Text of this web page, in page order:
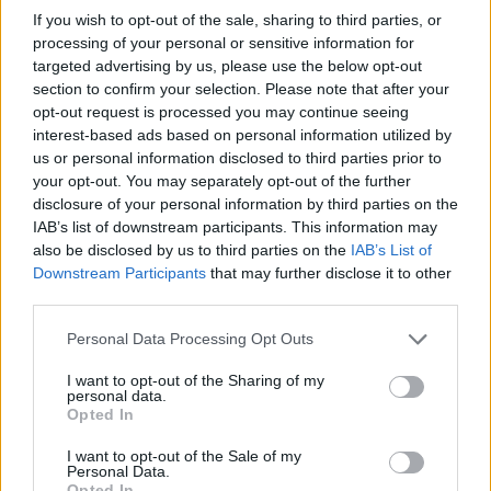
If you wish to opt-out of the sale, sharing to third parties, or
processing of your personal or sensitive information for
targeted advertising by us, please use the below opt-out
section to confirm your selection. Please note that after your
opt-out request is processed you may continue seeing
interest-based ads based on personal information utilized by
us or personal information disclosed to third parties prior to
your opt-out. You may separately opt-out of the further
disclosure of your personal information by third parties on the
IAB’s list of downstream participants. This information may
also be disclosed by us to third parties on the IAB’s List of
Downstream Participants that may further disclose it to other
Personal Data Processing Opt Outs
I want to opt-out of the Sharing of my
personal data.
Opted In
I want to opt-out of the Sale of my
Personal Data.
gestione dei rifiuti, sul sito web de La Contabile,
verificando gli obblighi normativi per le diverse imprese
e chiedendo, anche on line, maggiori informazioni agli
esperti de La Contabile, sempre molto attenti alle
esigenze della loro clientela.
L’impegno di La Contabile
caratterizzano per ilvalore offerto. Sempre alla ricerca
delle migliori soluzioni per ogni tipo di richiesta, il team
de La Contabile si approccia al cliente con
relazione duratura. Con professionalità ed